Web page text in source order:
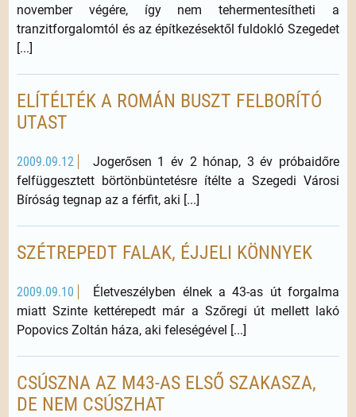
november végére, így nem tehermentesítheti a
tranzitforgalomtól és az építkezésektől fuldokló Szegedet
[...]
ELÍTÉLTÉK A ROMÁN BUSZT FELBORÍTÓ
UTAST
2009.09.12
Jogerősen 1 év 2 hónap, 3 év próbaidőre
felfüggesztett börtönbüntetésre ítélte a Szegedi Városi
Bíróság tegnap az a férfit, aki [...]
SZÉTREPEDT FALAK, ÉJJELI KÖNNYEK
2009.09.10
Életveszélyben élnek a 43-as út forgalma
miatt Szinte kettérepedt már a Szőregi út mellett lakó
Popovics Zoltán háza, aki feleségével [...]
CSÚSZNA AZ M43-AS ELSŐ SZAKASZA,
DE NEM CSÚSZHAT